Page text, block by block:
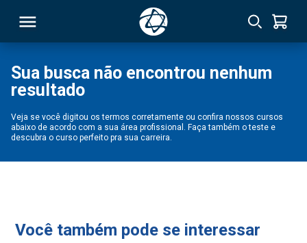
Sua busca não encontrou nenhum
resultado
Veja se você digitou os termos corretamente ou confira nossos cursos
abaixo de acordo com a sua área profissional. Faça também o teste e
descubra o curso perfeito pra sua carreira.
Você também pode se interessar